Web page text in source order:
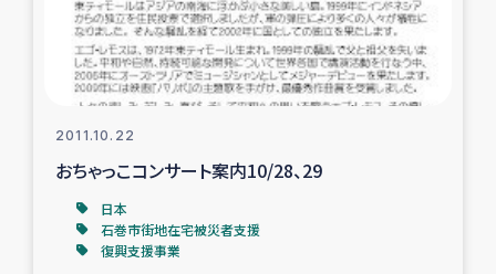
2011.10.22
おちゃっこコンサート案内10/28、29
日本
石巻市街地在宅被災者支援
復興支援事業